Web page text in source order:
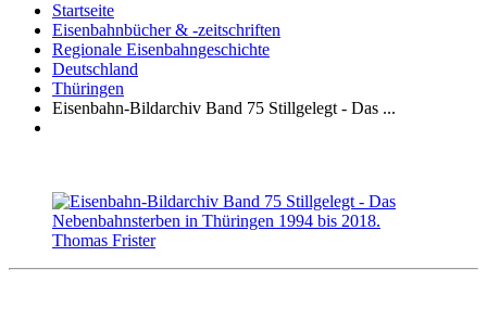
Startseite
Eisenbahnbücher & -zeitschriften
Regionale Eisenbahngeschichte
Deutschland
Thüringen
Eisenbahn-Bildarchiv Band 75 Stillgelegt - Das ...